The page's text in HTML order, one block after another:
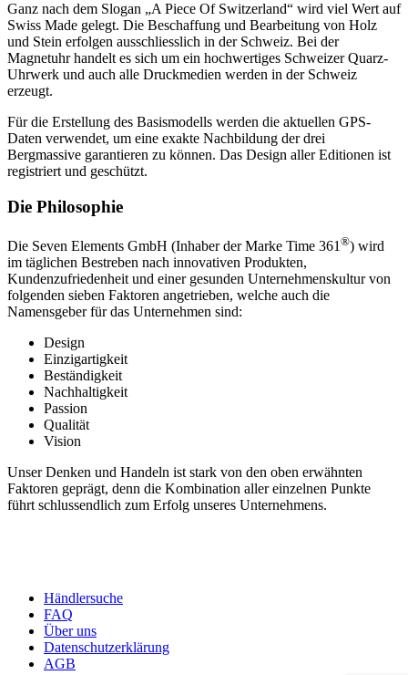
Ganz nach dem Slogan „A Piece Of Switzerland“ wird viel Wert auf
Swiss Made gelegt. Die Beschaffung und Bearbeitung von Holz
und Stein erfolgen ausschliesslich in der Schweiz. Bei der
Magnetuhr handelt es sich um ein hochwertiges Schweizer Quarz-
Uhrwerk und auch alle Druckmedien werden in der Schweiz
erzeugt.
Für die Erstellung des Basismodells werden die aktuellen GPS-
Daten verwendet, um eine exakte Nachbildung der drei
Bergmassive garantieren zu können. Das Design aller Editionen ist
registriert und geschützt.
Die Philosophie
Die Seven Elements GmbH (Inhaber der Marke Time 361 ®) wird
im täglichen Bestreben nach innovativen Produkten,
Kundenzufriedenheit und einer gesunden Unternehmenskultur von
folgenden sieben Faktoren angetrieben, welche auch die
Namensgeber für das Unternehmen sind:
Design
Einzigartigkeit
Beständigkeit
Nachhaltigkeit
Passion
Qualität
Vision
Unser Denken und Handeln ist stark von den oben erwähnten
Faktoren geprägt, denn die Kombination aller einzelnen Punkte
führt schlussendlich zum Erfolg unseres Unternehmens.
Händlersuche
FAQ
Über uns
Datenschutzerklärung
AGB